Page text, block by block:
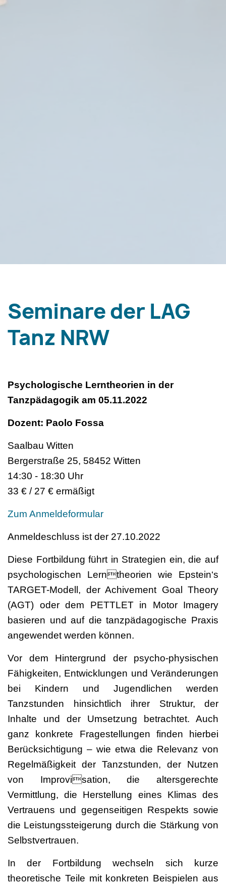
Seminare der LAG
Tanz NRW
Psychologische Lerntheorien in der
Tanzpädagogik am 05.11.2022
Dozent: Paolo Fossa
Saalbau Witten
Bergerstraße 25, 58452 Witten
14:30 - 18:30 Uhr
33 € / 27 € ermäßigt
Zum Anmeldeformular
Anmeldeschluss ist der 27.10.2022
Diese Fortbildung führt in Strategien ein, die auf
psychologischen Lerntheorien wie Epstein‘s
TARGET-Modell, der Achivement Goal Theory
(AGT) oder dem PETTLET in Motor Imagery
basieren und auf die tanzpädagogische Praxis
angewendet werden können.
Vor dem Hintergrund der psycho-physischen
Fähigkeiten, Entwicklungen und Veränderungen
bei Kindern und Jugendlichen werden
Tanzstunden hinsichtlich ihrer Struktur, der
Inhalte und der Umsetzung betrachtet. Auch
ganz konkrete Fragestellungen finden hierbei
Berücksichtigung – wie etwa die Relevanz von
Regelmäßigkeit der Tanzstunden, der Nutzen
von Improvisation, die altersgerechte
Vermittlung, die Herstellung eines Klimas des
Vertrauens und gegenseitigen Respekts sowie
die Leistungssteigerung durch die Stärkung von
Selbstvertrauen.
In der Fortbildung wechseln sich kurze
theoretische Teile mit konkreten Beispielen aus